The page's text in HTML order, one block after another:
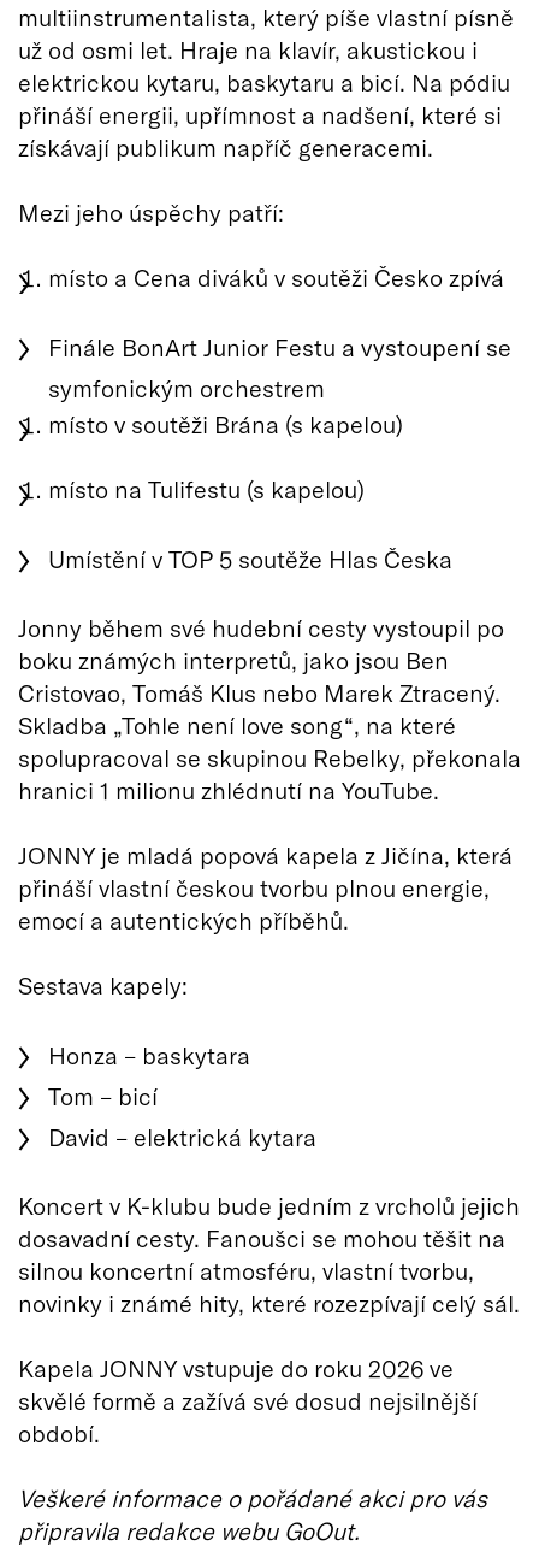
multiinstrumentalista, který píše vlastní písně
už od osmi let. Hraje na klavír, akustickou i
elektrickou kytaru, baskytaru a bicí. Na pódiu
přináší energii, upřímnost a nadšení, které si
získávají publikum napříč generacemi.
Mezi jeho úspěchy patří:
místo a Cena diváků v soutěži Česko zpívá
Finále BonArt Junior Festu a vystoupení se
symfonickým orchestrem
místo v soutěži Brána (s kapelou)
místo na Tulifestu (s kapelou)
Umístění v TOP 5 soutěže Hlas Česka
Jonny během své hudební cesty vystoupil po
boku známých interpretů, jako jsou Ben
Cristovao, Tomáš Klus nebo Marek Ztracený.
Skladba „Tohle není love song“, na které
spolupracoval se skupinou Rebelky, překonala
hranici 1 milionu zhlédnutí na YouTube.
JONNY je mladá popová kapela z Jičína, která
přináší vlastní českou tvorbu plnou energie,
emocí a autentických příběhů.
Sestava kapely:
Honza – baskytara
Tom – bicí
David – elektrická kytara
Koncert v K-klubu bude jedním z vrcholů jejich
dosavadní cesty. Fanoušci se mohou těšit na
silnou koncertní atmosféru, vlastní tvorbu,
novinky i známé hity, které rozezpívají celý sál.
Kapela JONNY vstupuje do roku 2026 ve
skvělé formě a zažívá své dosud nejsilnější
období.
Veškeré informace o pořádané akci pro vás
připravila redakce webu GoOut.